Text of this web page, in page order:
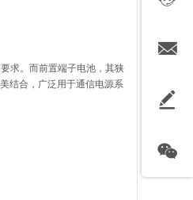
求。而前置端子电池，其狭
结合，广泛用于通信电源系